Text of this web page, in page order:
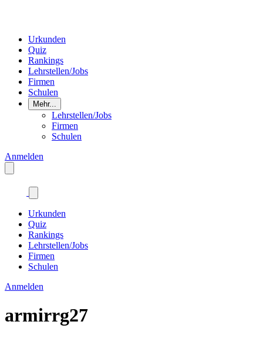
Urkunden
Quiz
Rankings
Lehrstellen/Jobs
Firmen
Schulen
Mehr...
Lehrstellen/Jobs
Firmen
Schulen
Anmelden
Urkunden
Quiz
Rankings
Lehrstellen/Jobs
Firmen
Schulen
Anmelden
armirrg27